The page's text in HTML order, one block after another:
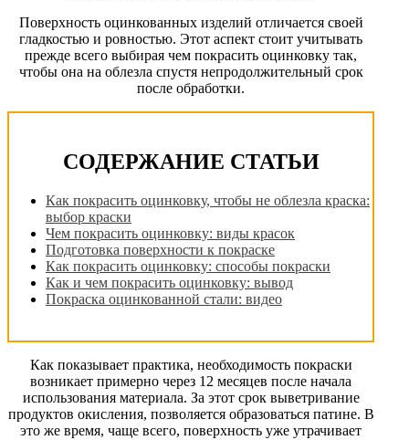
Поверхность оцинкованных изделий отличается своей
гладкостью и ровностью. Этот аспект стоит учитывать
прежде всего выбирая чем покрасить оцинковку так,
чтобы она на облезла спустя непродолжительный срок
после обработки.
СОДЕРЖАНИЕ СТАТЬИ
Как покрасить оцинковку, чтобы не облезла краска:
выбор краски
Чем покрасить оцинковку: виды красок
Подготовка поверхности к покраске
Как покрасить оцинковку: способы покраски
Как и чем покрасить оцинковку: вывод
Покраска оцинкованной стали: видео
Как показывает практика, необходимость покраски
возникает примерно через 12 месяцев после начала
использования материала. За этот срок выветривание
продуктов окисления, позволяется образоваться патине. В
это же время, чаще всего, поверхность уже утрачивает